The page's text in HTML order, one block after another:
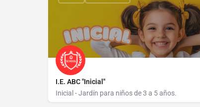
I.E. ABC "Inicial"
Inicial - Jardín para niños de 3 a 5 años.